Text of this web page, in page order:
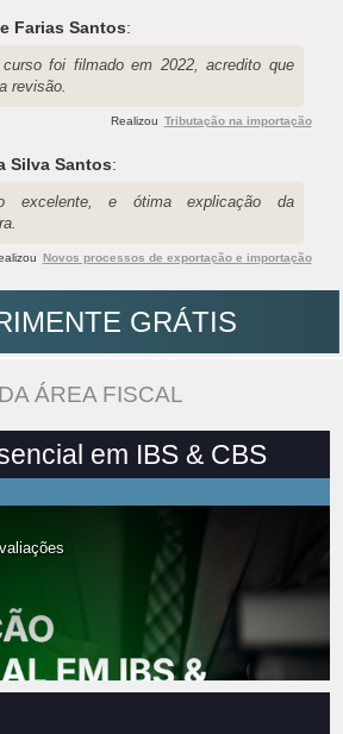
Farias Santos:
foi filmado em 2022, acredito que
revisão.
Realizou Tributação na importação
Silva Santos:
excelente, e ótima explicação da
Novos processos de exportação e importação
GRÁTIS
ÁREA FISCAL
em IBS & CBS